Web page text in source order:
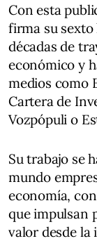
Con esta
firma su sexto
décadas de
económico y
medios como
Cartera de
Vozpópuli o
Su trabajo se
mundo
economía,
que impulsan
valor desde la